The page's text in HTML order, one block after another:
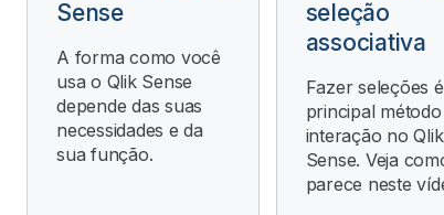
Sense
A forma como você
usa o Qlik Sense
depende das suas
necessidades e da
sua função.
seleção
associativa
Fazer seleções
principal método
interação no Qlik
Sense. Veja
parece neste